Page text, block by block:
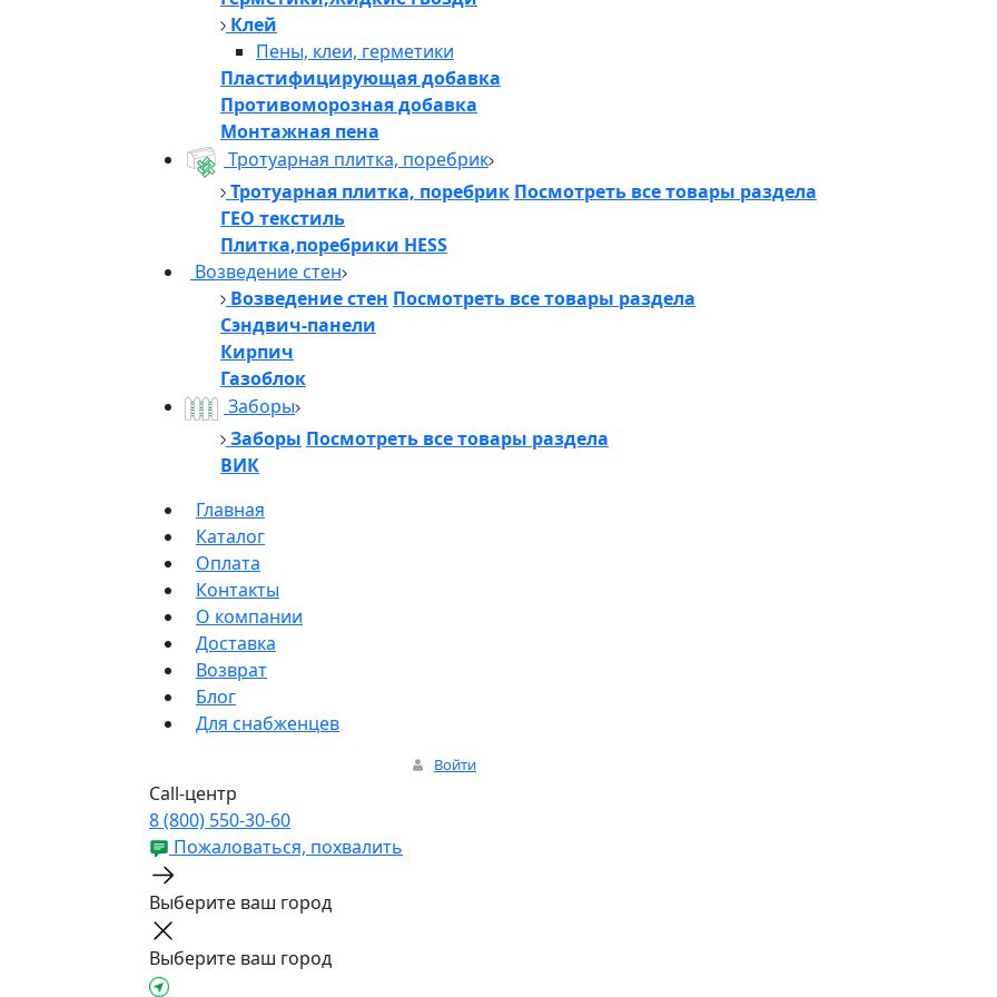
Клей
Пены, клеи, герметики
Пластифицирующая добавка
Противоморозная добавка
Монтажная пена
Тротуарная плитка, поребрик
Тротуарная плитка, поребрик Посмотреть все товары раздела
ГЕО текстиль
Плитка,поребрики HESS
Возведение стен
Возведение стен Посмотреть все товары раздела
Сэндвич-панели
Кирпич
Газоблок
Заборы
Заборы Посмотреть все товары раздела
ВИК
Главная
Каталог
Оплата
Контакты
О компании
Доставка
Возврат
Блог
Для снабженцев
Войти
Call-центр
8 (800) 550-30-60
Пожаловаться, похвалить
Выберите ваш город
Выберите ваш город